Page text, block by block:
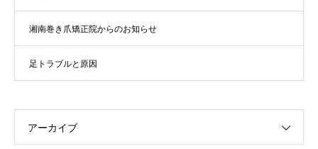
湘南巻き爪矯正院からのお知らせ
足トラブルと原因
アーカイブ